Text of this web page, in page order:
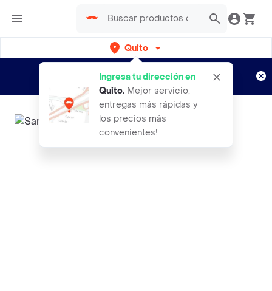
Quito
Ingresa tu dirección en
Quito. Mejor servicio,
entregas más rápidas y
los precios más
convenientes!
envíos gratis por semanas
Aplican TyC